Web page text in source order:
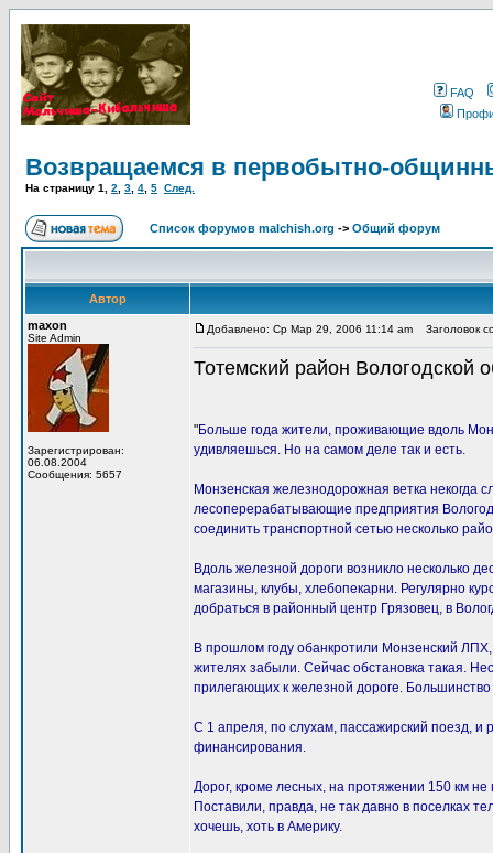
FAQ
Возвращаемся в первобытно-
На страницу 1 2 3 4 5 След.
Список форумов malchish.org -> Общий форум
Автор
maxon
Site Admin
Зарегистрирован:
06.08.2004
Сообщения: 5657
Добавлено: Ср Мар 29, 2006 11:14 am Заголовок
Тотемский район Вологодской
"Больше года жители, проживающие вдоль
удивляешься. Но на самом деле так и есть.
Монзенская железнодорожная ветка некогда
лесоперерабатывающие предприятия
соединить транспортной сетью несколько
Вдоль железной дороги возникло несколько
магазины, клубы, хлебопекарни. Регулярно
добраться в районный центр Грязовец, в
В прошлом году обанкротили Монзенский
жителях забыли. Сейчас обстановка такая.
прилегающих к железной дороге.
С 1 апреля, по слухам, пассажирский поезд, и
финансирования.
Дорог, кроме лесных, на протяжении 150 км
Поставили, правда, не так давно в поселках
хочешь, хоть в Америку.